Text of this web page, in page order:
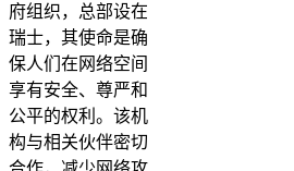
府组织，总部设在
瑞士，其使命是确
保人们在网络空间
享有安全、尊严和
公平的权利。该机
构与相关伙伴密切